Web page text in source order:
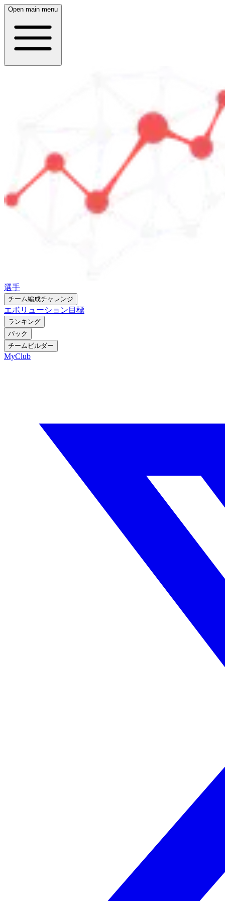
Open main menu
選手
チーム編成チャレンジ
エボリューション 目標
ランキング
パック
チームビルダー
MyClub